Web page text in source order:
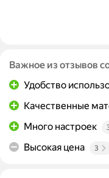
Важное из отзывов
Удобство
Качественные
Много настроек
Высокая цена 3